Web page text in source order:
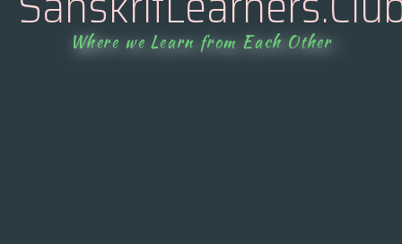
Where we Learn from Each Other